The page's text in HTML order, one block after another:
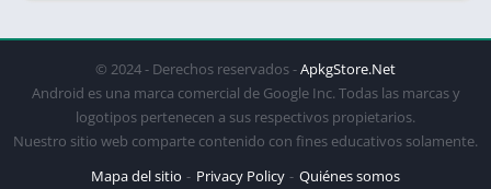
© 2024 - Derechos reservados -ApkgStore.Net
Android es una marca comercial de Google Inc. Todas las marcas y
logotipos pertenecen a sus respectivos propietarios.
Nuestro sitio web comparte contenido con fines educativos solamente.
Mapa del sitio
Privacy Policy
Quiénes somos